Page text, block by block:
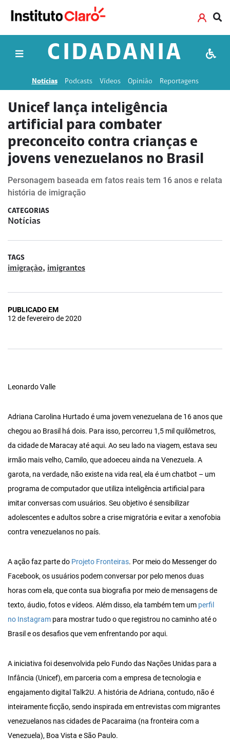
CIDADANIA
Notícias Podcasts Vídeos Opinião Reportagens
Unicef lança inteligência
artificial para combater
preconceito contra crianças e
jovens venezuelanos no Brasil
Personagem baseada em fatos reais tem 16 anos e relata
história de imigração
CATEGORIAS
Notícias
TAGS
imigração, imigrantes
PUBLICADO EM
12 de fevereiro de 2020
Leonardo Valle
Adriana Carolina Hurtado é uma jovem venezuelana de 16 anos que
chegou ao Brasil há dois. Para isso, percorreu 1,5 mil quilômetros,
da cidade de Maracay até aqui. Ao seu lado na viagem, estava seu
irmão mais velho, Camilo, que adoeceu ainda na Venezuela. A
garota, na verdade, não existe na vida real, ela é um chatbot – um
programa de computador que utiliza inteligência artificial para
imitar conversas com usuários. Seu objetivo é sensibilizar
adolescentes e adultos sobre a crise migratória e evitar a xenofobia
contra venezuelanos no país.
A ação faz parte do Projeto Fronteiras. Por meio do Messenger do
Facebook, os usuários podem conversar por pelo menos duas
horas com ela, que conta sua biografia por meio de mensagens de
texto, áudio, fotos e vídeos. Além disso, ela também tem um perfil
no Instagram para mostrar tudo o que registrou no caminho até o
Brasil e os desafios que vem enfrentando por aqui.
A iniciativa foi desenvolvida pelo Fundo das Nações Unidas para a
Infância (Unicef), em parceria com a empresa de tecnologia e
engajamento digital Talk2U. A história de Adriana, contudo, não é
inteiramente ficção, sendo inspirada em entrevistas com migrantes
venezuelanos nas cidades de Pacaraima (na fronteira com a
Venezuela), Boa Vista e São Paulo.